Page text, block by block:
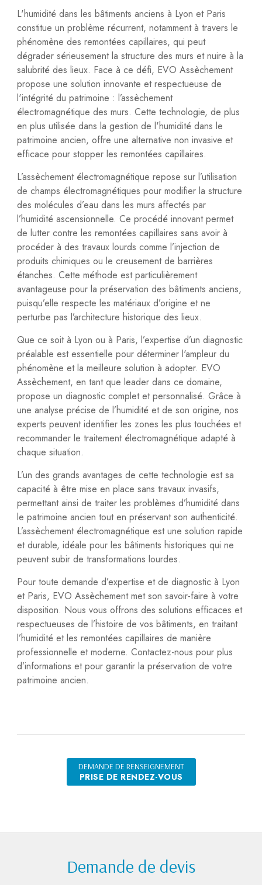
L'humidité dans les bâtiments anciens à Lyon et Paris
constitue un problème récurrent, notamment à travers le
phénomène des remontées capillaires, qui peut
dégrader sérieusement la structure des murs et nuire à la
salubrité des lieux. Face à ce défi, EVO Assèchement
propose une solution innovante et respectueuse de
l'intégrité du patrimoine : l’assèchement
électromagnétique des murs. Cette technologie, de plus
en plus utilisée dans la gestion de l'humidité dans le
patrimoine ancien, offre une alternative non invasive et
efficace pour stopper les remontées capillaires.
L’assèchement électromagnétique repose sur l’utilisation
de champs électromagnétiques pour modifier la structure
des molécules d’eau dans les murs affectés par
l’humidité ascensionnelle. Ce procédé innovant permet
de lutter contre les remontées capillaires sans avoir à
procéder à des travaux lourds comme l’injection de
produits chimiques ou le creusement de barrières
étanches. Cette méthode est particulièrement
avantageuse pour la préservation des bâtiments anciens,
puisqu’elle respecte les matériaux d’origine et ne
perturbe pas l’architecture historique des lieux.
Que ce soit à Lyon ou à Paris, l’expertise d’un diagnostic
préalable est essentielle pour déterminer l'ampleur du
phénomène et la meilleure solution à adopter. EVO
Assèchement, en tant que leader dans ce domaine,
propose un diagnostic complet et personnalisé. Grâce à
une analyse précise de l’humidité et de son origine, nos
experts peuvent identifier les zones les plus touchées et
recommander le traitement électromagnétique adapté à
chaque situation.
L’un des grands avantages de cette technologie est sa
capacité à être mise en place sans travaux invasifs,
permettant ainsi de traiter les problèmes d’humidité dans
le patrimoine ancien tout en préservant son authenticité.
L’assèchement électromagnétique est une solution rapide
et durable, idéale pour les bâtiments historiques qui ne
peuvent subir de transformations lourdes.
Pour toute demande d’expertise et de diagnostic à Lyon
et Paris, EVO Assèchement met son savoir-faire à votre
disposition. Nous vous offrons des solutions efficaces et
respectueuses de l’histoire de vos bâtiments, en traitant
l’humidité et les remontées capillaires de manière
professionnelle et moderne. Contactez-nous pour plus
d’informations et pour garantir la préservation de votre
patrimoine ancien.
DEMANDE DE RENSEIGNEMENT
PRISE DE RENDEZ-VOUS
Demande de devis